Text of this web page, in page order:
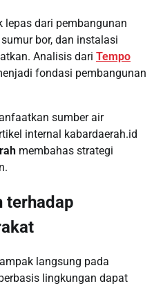
lepas dari pembangunan
bor, dan instalasi
Analisis dari Tempo
fondasi pembangunan
sumber air
internal kabardaerah.id
membahas strategi
terhadap
langsung pada
lingkungan dapat